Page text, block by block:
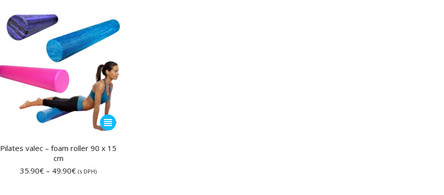
Tento
produkt
má
Pilates valec – foam roller 90 x 15
cm
35.90€ – 49.90€Price
(s DPH)